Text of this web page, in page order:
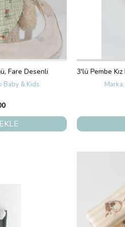
Fare Desenli
Baby & Kids